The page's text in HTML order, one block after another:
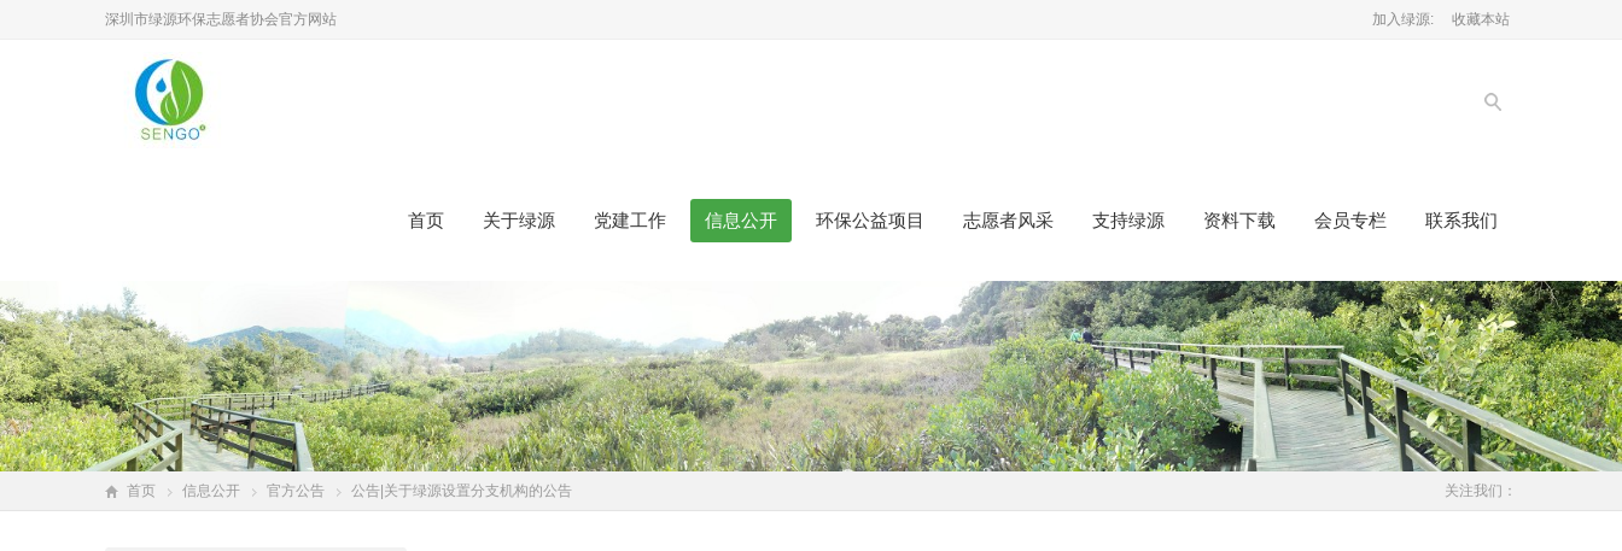
深圳市绿源环保志愿者协会官方网站 加入绿源: 收藏本站
首页 关于绿源 党建工作 信息公开 环保公益项目 志愿者风采 支持绿源 资料下载 会员专栏 联系我们
首页 信息公开 官方公告 公告|关于绿源设置分支机构的公告 关注我们：